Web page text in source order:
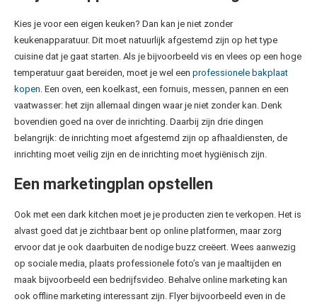
Kies je voor een eigen keuken? Dan kan je niet zonder
keukenapparatuur. Dit moet natuurlijk afgestemd zijn op het type
cuisine dat je gaat starten. Als je bijvoorbeeld vis en vlees op een hoge
temperatuur gaat bereiden, moet je wel een professionele bakplaat
kopen . Een oven, een koelkast, een fornuis, messen, pannen en een
vaatwasser: het zijn allemaal dingen waar je niet zonder kan. Denk
bovendien goed na over de inrichting. Daarbij zijn drie dingen
belangrijk: de inrichting moet afgestemd zijn op afhaaldiensten, de
inrichting moet veilig zijn en de inrichting moet hygiënisch zijn.
Een marketingplan opstellen
Ook met een dark kitchen moet je je producten zien te verkopen. Het is
alvast goed dat je zichtbaar bent op online platformen, maar zorg
ervoor dat je ook daarbuiten de nodige buzz creëert. Wees aanwezig
op sociale media, plaats professionele foto’s van je maaltijden en
maak bijvoorbeeld een bedrijfsvideo. Behalve online marketing kan
ook offline marketing interessant zijn. Flyer bijvoorbeeld even in de